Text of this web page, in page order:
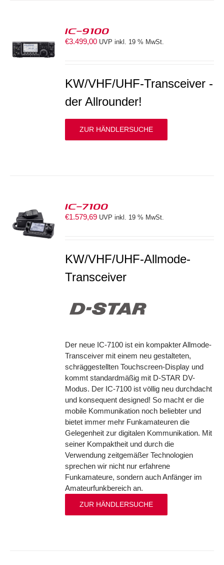
IC-9100
€3.499,00 UVP inkl. 19 % MwSt.
KW/VHF/UHF-Transceiver -
der Allrounder!
ZUR HÄNDLERSUCHE
IC-7100
€1.579,69 UVP inkl. 19 % MwSt.
KW/VHF/UHF-Allmode-
Transceiver
Der neue IC-7100 ist ein kompakter Allmode-
Transceiver mit einem neu gestalteten,
schräggestellten Touchscreen-Display und
kommt standardmäßig mit D-STAR DV-
Modus. Der IC-7100 ist völlig neu durchdacht
und konsequent designed! So macht er die
mobile Kommunikation noch beliebter und
bietet immer mehr Funkamateuren die
Gelegenheit zur digitalen Kommunikation. Mit
seiner Kompaktheit und durch die
Verwendung zeitgemäßer Technologien
sprechen wir nicht nur erfahrene
Funkamateure, sondern auch Anfänger im
Amateurfunkbereich an.
ZUR HÄNDLERSUCHE